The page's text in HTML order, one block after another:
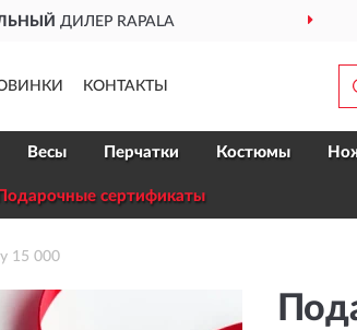
ДИЛЕР RAPALA
КОНТАКТЫ
Весы Перчатки Костюмы
Подарочные сертификаты
15 000